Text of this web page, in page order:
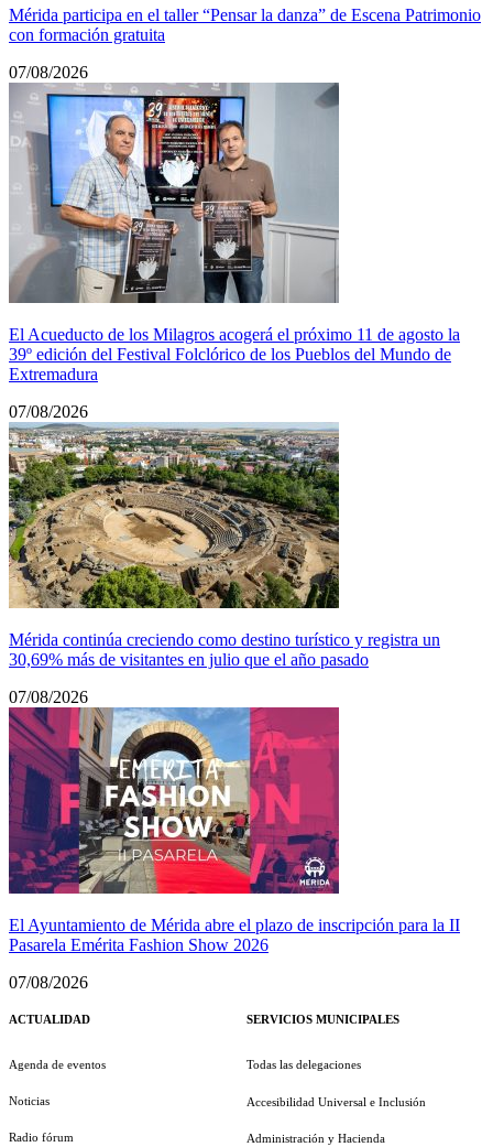
Mérida participa en el taller “Pensar la danza” de Escena Patrimonio
con formación gratuita
07/08/2026
El Acueducto de los Milagros acogerá el próximo 11 de agosto la
39º edición del Festival Folclórico de los Pueblos del Mundo de
Extremadura
07/08/2026
Mérida continúa creciendo como destino turístico y registra un
30,69% más de visitantes en julio que el año pasado
07/08/2026
El Ayuntamiento de Mérida abre el plazo de inscripción para la II
Pasarela Emérita Fashion Show 2026
07/08/2026
ACTUALIDAD
Agenda de eventos
Noticias
Radio fórum
SERVICIOS MUNICIPALES
Todas las delegaciones
Accesibilidad Universal e Inclusión
Administración y Hacienda